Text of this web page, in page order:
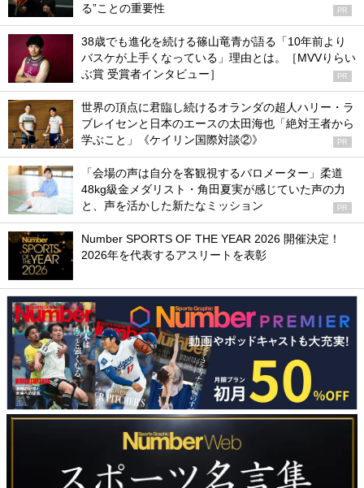
る”ことの重要性
PR
38歳でも進化を続ける篠山竜青が語る「10年前より
バスケが上手くなっている」理由とは。［MVVりらい
ぶ賞 受賞者インタビュー］
PR
世界の頂点に君臨し続けるオランダの超人ハリー・ラ
ブレイセンと日本のエースの太田海也「絶対王者から
学ぶこと」《ケイリン国際対談②》
PR
「会場の声は自分を客観視するバロメーター」柔道
48kg級金メダリスト・角田夏実が感じていた声の力
と、声を活かした新たなミッション
PR
Number SPORTS OF THE YEAR 2026 開催決定！
2026年を代表するアスリートを表彰